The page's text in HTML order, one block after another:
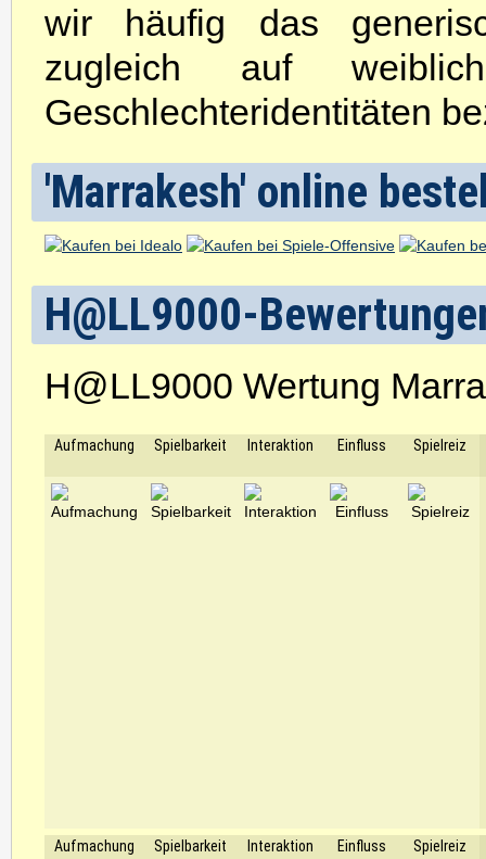
wir häufig das
zugleich auf
Geschlechteridentitäten
'Marrakesh' online
H@LL9000-
H@LL9000 Wertung
Aufmachung Spielbarkeit Interaktion Einfluss Spielreiz
Aufmachung Spielbarkeit Interaktion Einfluss Spielreiz